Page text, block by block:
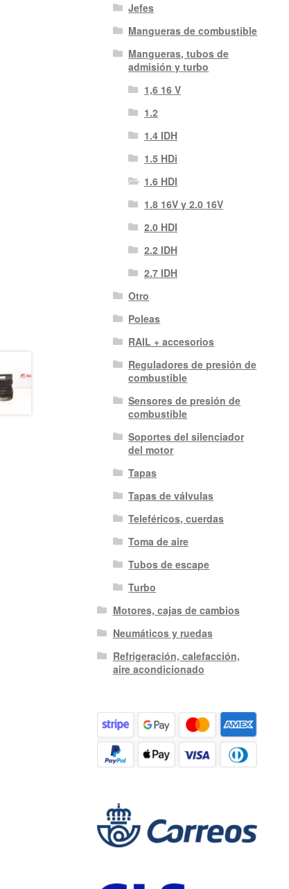
Jefes
Mangueras de combustible
Mangueras, tubos de
admisión y turbo
1,6 16 V
1.2
1.4 IDH
1.5 HDi
1.6 HDI
1.8 16V y 2.0 16V
2.0 HDI
2.2 IDH
2.7 IDH
Otro
Poleas
RAIL + accesorios
Reguladores de presión de
combustible
Sensores de presión de
combustible
Soportes del silenciador
del motor
Tapas
Tapas de válvulas
Teleféricos, cuerdas
Toma de aire
Tubos de escape
Turbo
Motores, cajas de cambios
Neumáticos y ruedas
Refrigeración, calefacción,
aire acondicionado